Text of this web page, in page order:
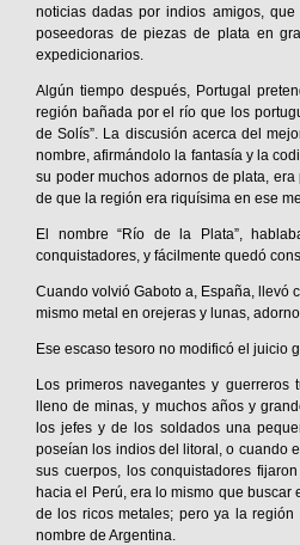
noticias dadas por indios amigos,
poseedoras de piezas de plata en
expedicionarios.
Algún tiempo después, Portugal
región bañada por el río que los
de Solís”. La discusión acerca del
nombre, afirmándolo la fantasía y la
su poder muchos adornos de plata,
de que la región era riquísima en ese
El nombre “Río de la Plata”,
conquistadores, y fácilmente quedó
Cuando volvió Gaboto a, España, llevó
mismo metal en orejeras y lunas,
Ese escaso tesoro no modificó el juicio
Los primeros navegantes y
lleno de minas, y muchos años y
los jefes y de los soldados una
poseían los indios del litoral, o cuando
sus cuerpos, los conquistadores
hacia el Perú, era lo mismo que
de los ricos metales; pero ya la
nombre de Argentina.